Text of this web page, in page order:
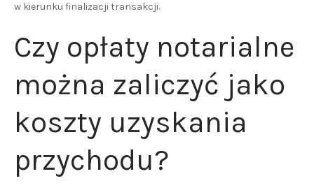
w kierunku finalizacji transakcji.
Czy opłaty notarialne
można zaliczyć jako
koszty uzyskania
przychodu?